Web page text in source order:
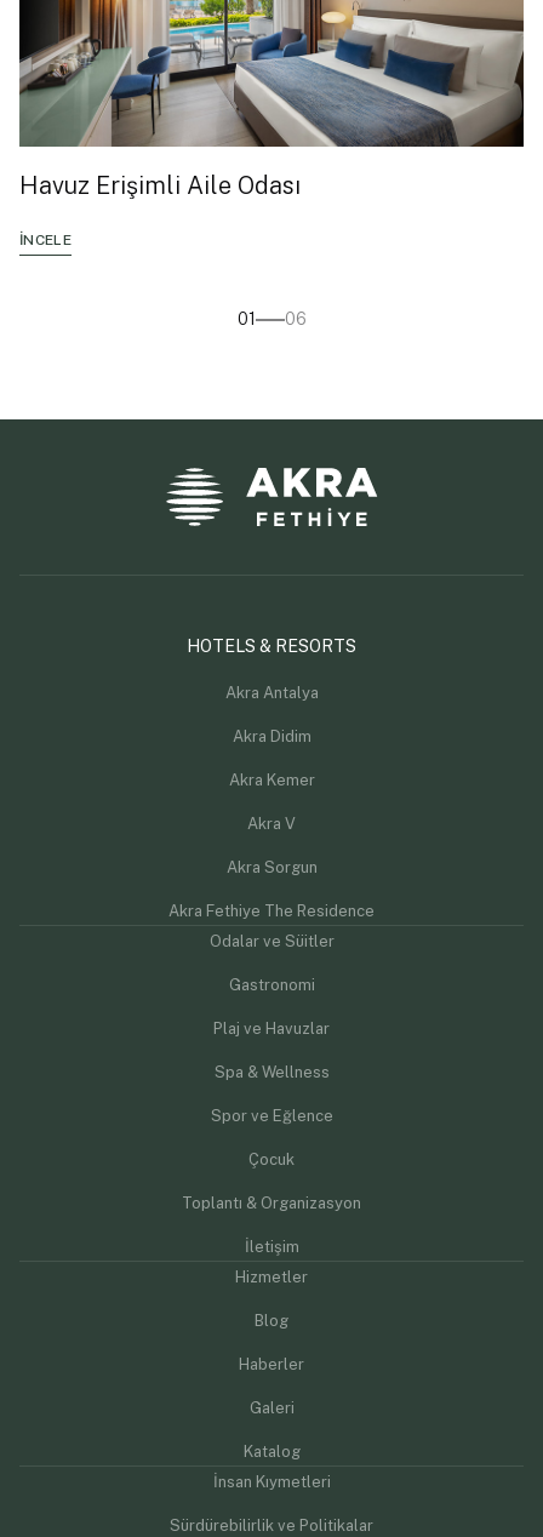
Havuz Erişimli Aile Odası
İNCELE
01 06
HOTELS & RESORTS
Akra Antalya
Akra Didim
Akra Kemer
Akra V
Akra Sorgun
Akra Fethiye The Residence
Odalar ve Süitler
Gastronomi
Plaj ve Havuzlar
Spa & Wellness
Spor ve Eğlence
Çocuk
Toplantı & Organizasyon
İletişim
Hizmetler
Blog
Haberler
Galeri
Katalog
İnsan Kıymetleri
Sürdürebilirlik ve Politikalar